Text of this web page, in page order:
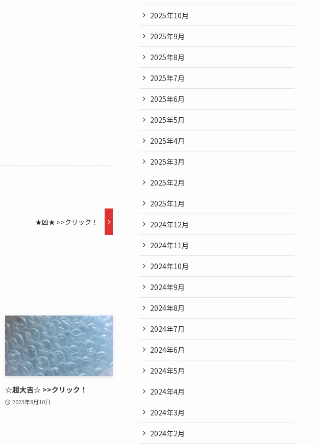
★凶★ >>クリック！
☆超大吉☆ >>クリック！
2023年8月10日
2025年10月
2025年9月
2025年8月
2025年7月
2025年6月
2025年5月
2025年4月
2025年3月
2025年2月
2025年1月
2024年12月
2024年11月
2024年10月
2024年9月
2024年8月
2024年7月
2024年6月
2024年5月
2024年4月
2024年3月
2024年2月